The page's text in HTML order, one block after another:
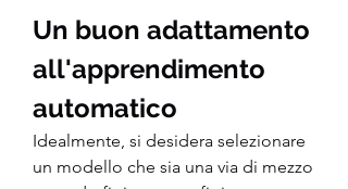
Un buon adattamento
all'apprendimento
automatico
Idealmente, si desidera selezionare
un modello che sia una via di mezzo